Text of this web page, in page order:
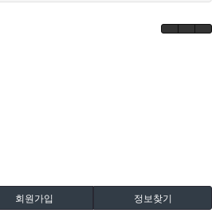
회원가입 정보찾기